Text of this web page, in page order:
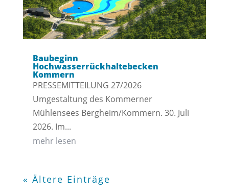
Baubeginn
Hochwasserrückhaltebecken
Kommern
PRESSEMITTEILUNG 27/2026
Umgestaltung des Kommerner
Mühlensees Bergheim/Kommern. 30. Juli
2026. Im...
mehr lesen
« Ältere Einträge